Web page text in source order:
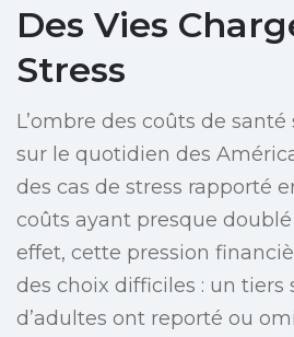
Des Vies
Stress
L’ombre des coûts de santé
sur le quotidien des
des cas de stress rapporté
coûts ayant presque
effet, cette pression
des choix difficiles : un tiers
d’adultes ont reporté ou